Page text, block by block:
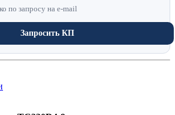
по запросу на e-mail
Запросить КП